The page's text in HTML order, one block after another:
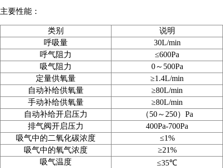
主要性能：
类别
说明
呼吸量
30L/min
呼气阻力
≤600Pa
吸气阻力
0～500Pa
定量供氧量
≥1.4L/min
自动补给供氧量
≥80L/min
手动补给供氧量
≥80L/min
自动补给开启压力
（50～250）Pa
排气阀开启压力
400Pa-700Pa
吸气中的二氧化碳浓度
≤1%
吸气中的氧气浓度
≥21%
吸气温度
≤35℃